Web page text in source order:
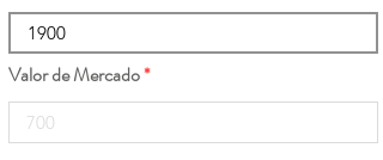
Valor de Mercado